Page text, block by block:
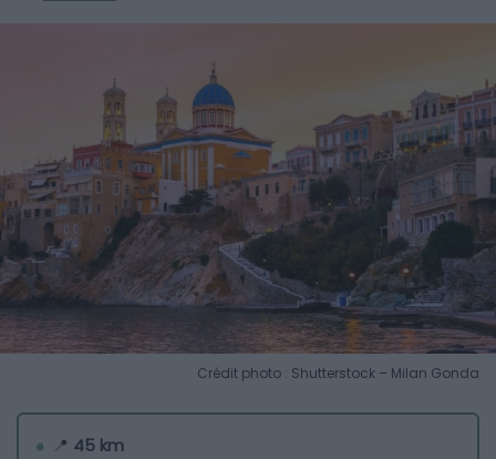
Crédit photo : Shutterstock – Milan Gonda
📍 45 km